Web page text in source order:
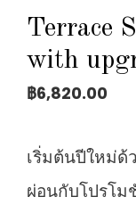
Terrace
with
฿6,820.00
เริ่มต้นปีใหม่
ผ่อนกับโปรโ